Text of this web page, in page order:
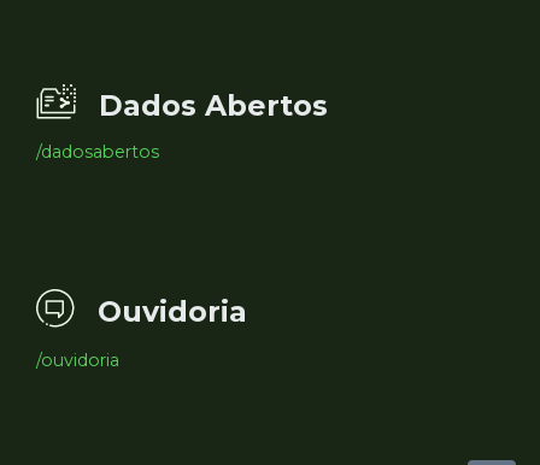
Dados Abertos
/dadosabertos
Ouvidoria
/ouvidoria